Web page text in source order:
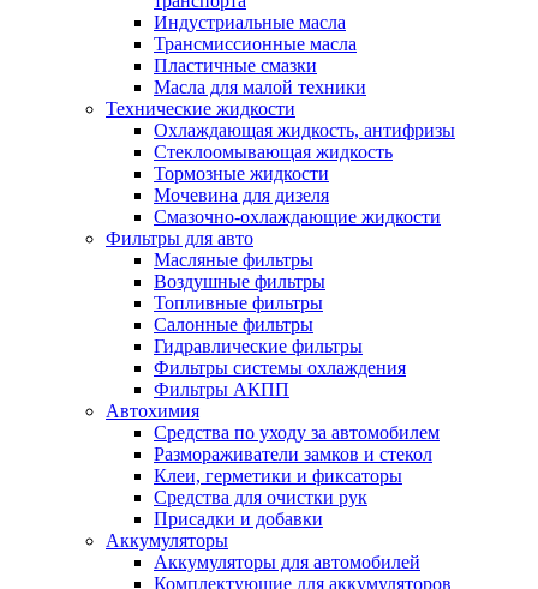
Индустриальные масла
Трансмиссионные масла
Пластичные смазки
Масла для малой техники
Технические жидкости
Охлаждающая жидкость, антифризы
Стеклоомывающая жидкость
Тормозные жидкости
Мочевина для дизеля
Смазочно-охлаждающие жидкости
Фильтры для авто
Масляные фильтры
Воздушные фильтры
Топливные фильтры
Салонные фильтры
Гидравлические фильтры
Фильтры системы охлаждения
Фильтры АКПП
Автохимия
Средства по уходу за автомобилем
Размораживатели замков и стекол
Клеи, герметики и фиксаторы
Средства для очистки рук
Присадки и добавки
Аккумуляторы
Аккумуляторы для автомобилей
Комплектующие для аккумуляторов